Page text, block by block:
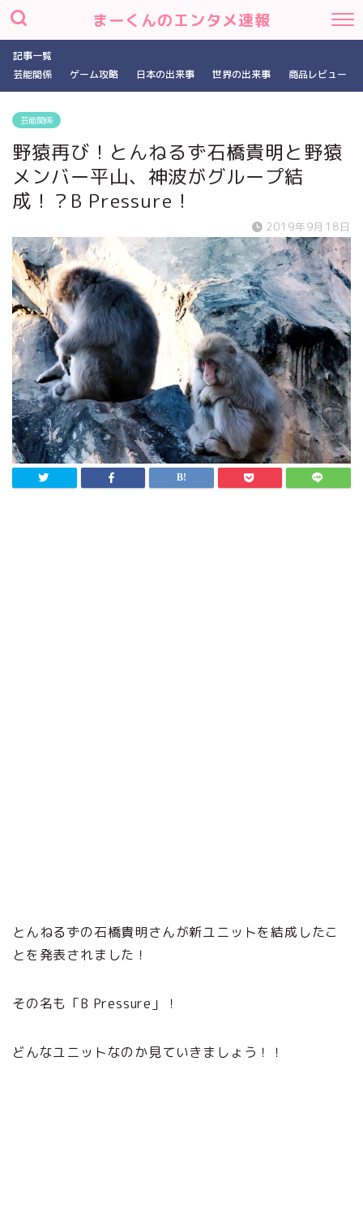
まーくんのエンタメ速報
記事一覧
芸能関係
ゲーム攻略 日本の出来事 世界の出来事 商品レビュー
芸能関係
野猿再び！とんねるず石橋貴明と野猿
メンバー平山、神波がグループ結
成！？B Pressure！
2019年9月18日
とんねるずの石橋貴明さんが新ユニットを結成したこ
とを発表されました！
その名も「B Pressure」！
どんなユニットなのか見ていきましょう！！